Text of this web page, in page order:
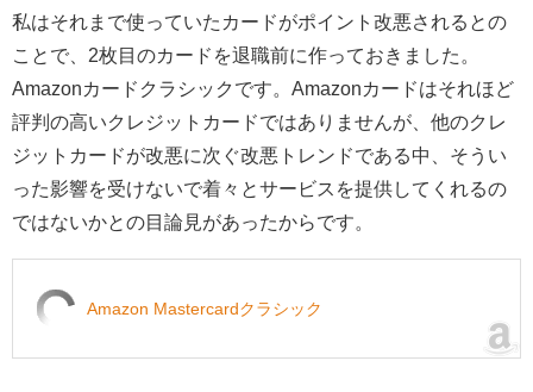
私はそれまで使っていたカードがポイント改悪されるとの
ことで、2枚目のカードを退職前に作っておきました。
Amazonカードクラシックです。Amazonカードはそれほど
評判の高いクレジットカードではありませんが、他のクレ
ジットカードが改悪に次ぐ改悪トレンドである中、そうい
った影響を受けないで着々とサービスを提供してくれるの
ではないかとの目論見があったからです。
Amazon Mastercardクラシック